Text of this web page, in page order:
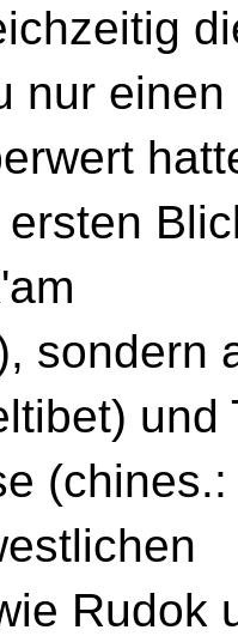
nur
sondern
und
Rudok